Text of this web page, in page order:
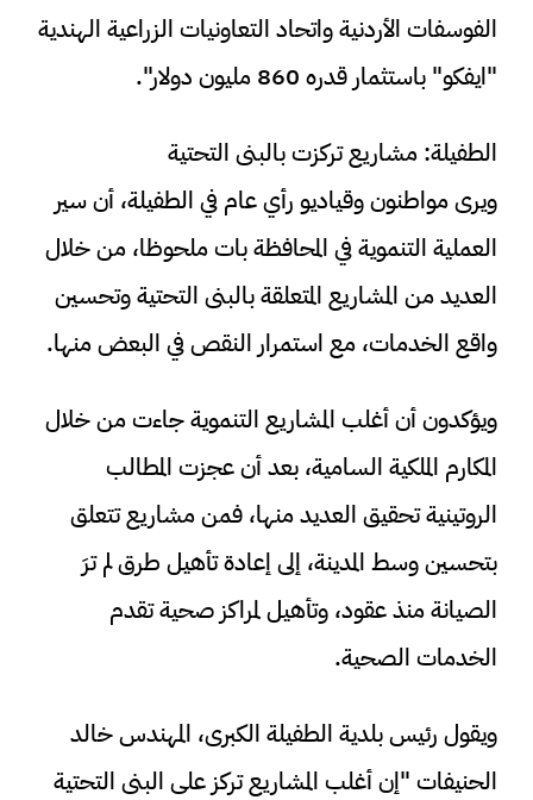
الفوسفات الأردنية واتحاد التعاونيات الزراعية الهندية
"ايفكو" باستثمار قدره 860 مليون دولار".
الطفيلة: مشاريع تركزت بالبنى التحتية
ويرى مواطنون وقياديو رأي عام في الطفيلة، أن سير
العملية التنموية في المحافظة بات ملحوظا، من خلال
العديد من المشاريع المتعلقة بالبنى التحتية وتحسين
واقع الخدمات، مع استمرار النقص في البعض منها.
ويؤكدون أن أغلب المشاريع التنموية جاءت من خلال
المكارم الملكية السامية، بعد أن عجزت المطالب
الروتينية تحقيق العديد منها، فمن مشاريع تتعلق
بتحسين وسط المدينة، إلى إعادة تأهيل طرق لم ترَ
الصيانة منذ عقود، وتأهيل لمراكز صحية تقدم
الخدمات الصحية.
ويقول رئيس بلدية الطفيلة الكبرى، المهندس خالد
الحنيفات "إن أغلب المشاريع تركز على البنى التحتية